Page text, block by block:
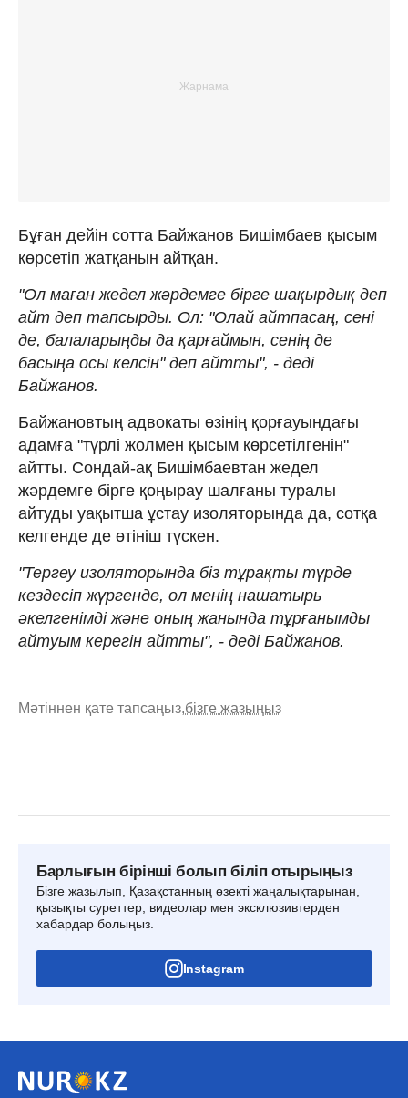
Бұған дейін сотта Байжанов Бишімбаев қысым
көрсетіп жатқанын айтқан.
"Ол маған жедел жәрдемге бірге шақырдық деп
айт деп тапсырды. Ол: "Олай айтпасаң, сені
де, балаларыңды да қарғаймын, сенің де
басыңа осы келсін" деп айтты", - деді
Байжанов.
Байжановтың адвокаты өзінің қорғауындағы
адамға "түрлі жолмен қысым көрсетілгенін"
айтты. Сондай-ақ Бишімбаевтан жедел
жәрдемге бірге қоңырау шалғаны туралы
айтуды уақытша ұстау изоляторында да, сотқа
келгенде де өтініш түскен.
"Тергеу изоляторында біз тұрақты түрде
кездесіп жүргенде, ол менің нашатырь
әкелгенімді және оның жанында тұрғанымды
айтуым керегін айтты", - деді Байжанов.
Мәтіннен қате тапсаңыз,бізге жазыңыз
Барлығын бірінші болып біліп отырыңыз
Бізге жазылып, Қазақстанның өзекті жаңалықтарынан,
қызықты суреттер, видеолар мен эксклюзивтерден
хабардар болыңыз.
Instagram